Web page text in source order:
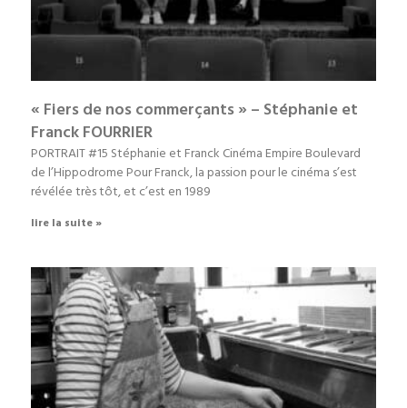
« Fiers de nos commerçants » – Stéphanie et
Franck FOURRIER
PORTRAIT #15 Stéphanie et Franck Cinéma Empire Boulevard
de l’Hippodrome Pour Franck, la passion pour le cinéma s’est
révélée très tôt, et c’est en 1989
lire la suite »